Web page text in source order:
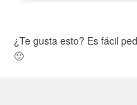
¿Te gusta esto? Es fácil
🙂